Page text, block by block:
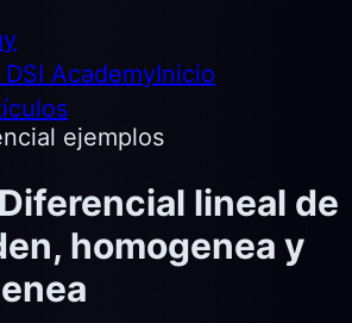
AcademyInicio
ejemplos
lineal de
homogenea y